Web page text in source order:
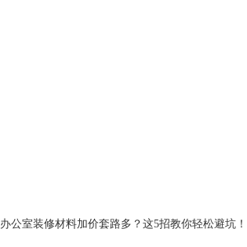
办公室装修材料加价套路多？这5招教你轻松避坑！